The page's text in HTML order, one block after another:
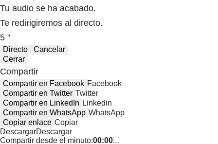
Tu audio se ha acabado.
Te redirigiremos al directo.
5 "
Directo
Cancelar
Cerrar
Compartir
Compartir en Facebook Facebook
Compartir en Twitter Twitter
Compartir en LinkedIn Linkedin
Compartir en WhatsApp WhatsApp
Copiar enlace Copiar
DescargarDescargar
Compartir desde el minuto:00:00